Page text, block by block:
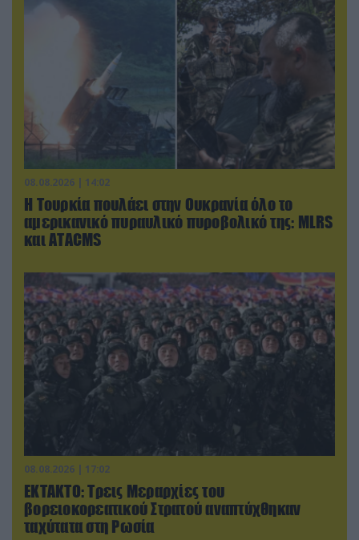
08.08.2026 | 14:02
Η Τουρκία πουλάει στην Ουκρανία όλο το
αμερικανικό πυραυλικό πυροβολικό της: MLRS
και ΑΤΑCMS
08.08.2026 | 17:02
ΕΚΤΑΚΤΟ: Τρεις Μεραρχίες του
βορειοκορεατικού Στρατού αναπτύχθηκαν
ταχύτατα στη Ρωσία